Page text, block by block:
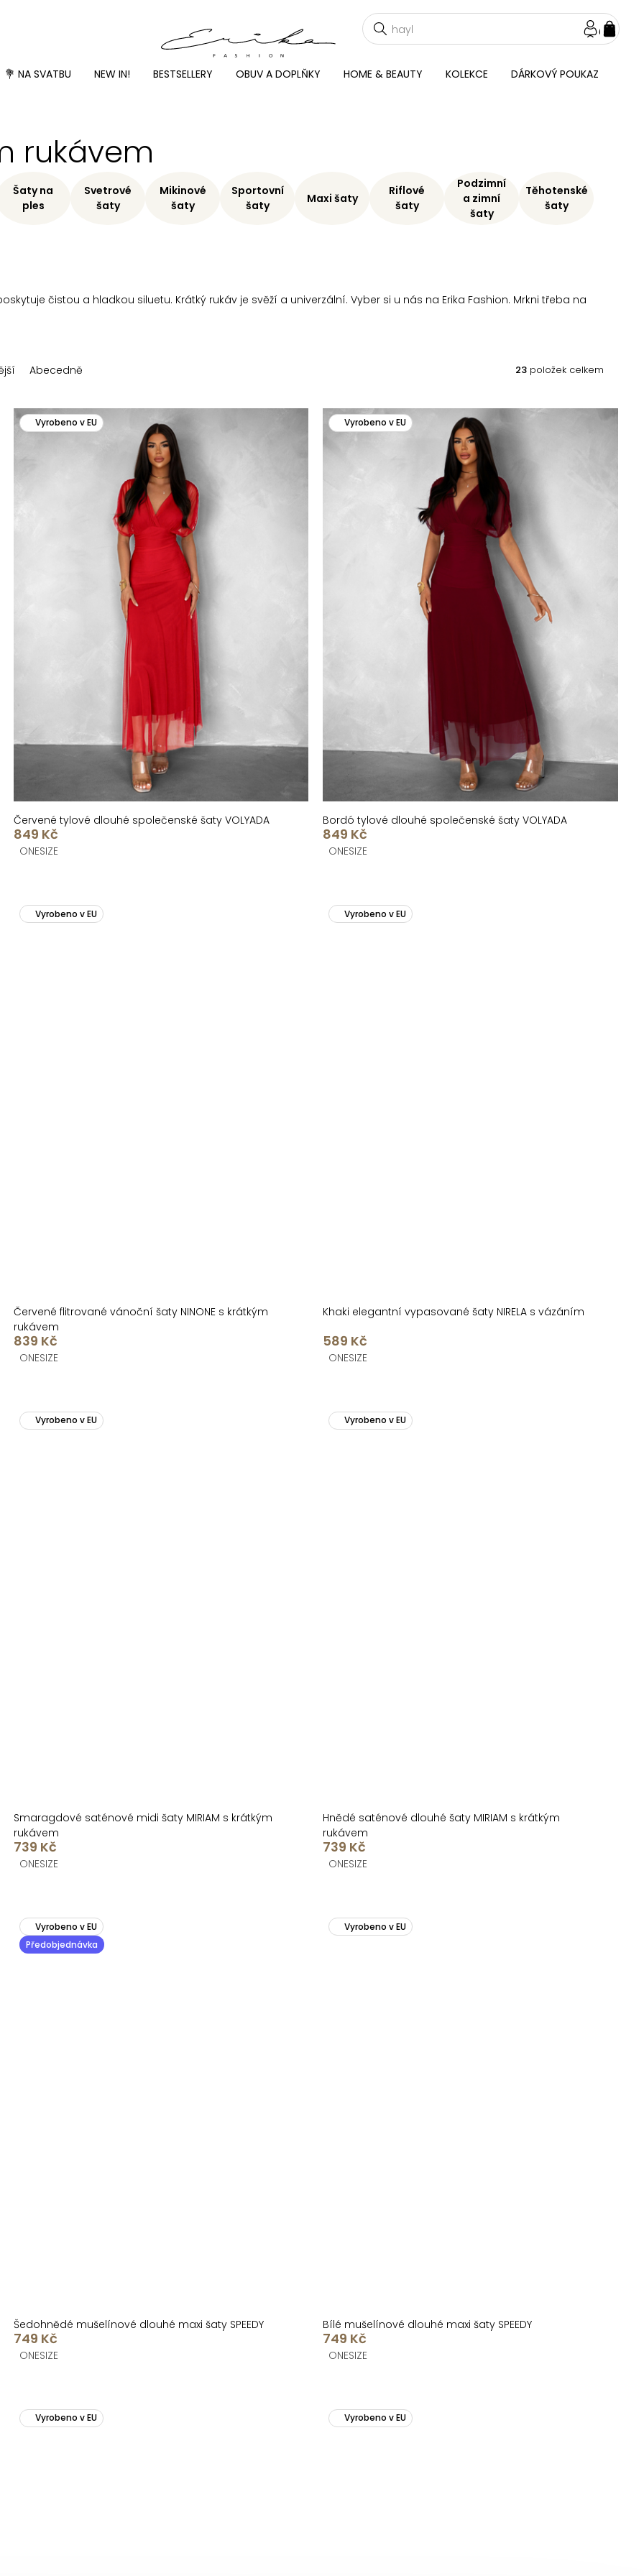
💐 NA SVATBU NEW IN! BESTSELLERY OBUV A DOPLŇKY HOME & BEAUTY KOLEKCE DÁRKOVÝ POUKAZ
rukávem
čistou a hladkou siluetu. Krátký rukáv je svěží a univerzální. Vyber si u nás na Erika Fashion. Mrkni třeba na
Šaty na
ples
Svetrové
šaty
Mikinové
šaty
Sportovní
šaty
Maxi šaty
Riflové
šaty
Podzimní
a zimní
šaty
Těhotenské
šaty
Abecedně 23 položek celkem
Vyrobeno v EU
Červené tylové dlouhé společenské šaty VOLYADA
849 Kč
ONESIZE
Vyrobeno v EU
Bordó tylové dlouhé společenské šaty VOLYADA
849 Kč
ONESIZE
Vyrobeno v EU
Červené flitrované vánoční šaty NINONE s krátkým
rukávem
839 Kč
ONESIZE
Vyrobeno v EU
Khaki elegantní vypasované šaty NIRELA s vázáním
589 Kč
ONESIZE
Vyrobeno v EU
Smaragdové saténové midi šaty MIRIAM s krátkým
rukávem
739 Kč
ONESIZE
Vyrobeno v EU
Hnědé saténové dlouhé šaty MIRIAM s krátkým
rukávem
739 Kč
ONESIZE
Vyrobeno v EU
Předobjednávka
Šedohnědé mušelínové dlouhé maxi šaty SPEEDY
749 Kč
ONESIZE
Vyrobeno v EU
Bílé mušelínové dlouhé maxi šaty SPEEDY
749 Kč
ONESIZE
Vyrobeno v EU Vyrobeno v EU